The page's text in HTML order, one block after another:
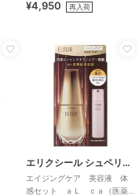
¥4,950 再入荷
エリクシール シュペリエル
エイジングケア 美容液 体
感セット ａＬ ｃａ（医薬